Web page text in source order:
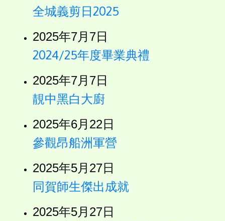
全城義剪日2025
2025年7月7日
2024/25年度畢業典禮
2025年7月7日
靚中黑白大廚
2025年6月22日
參觀昂船洲軍營
2025年5月27日
同賀師生傑出成就
2025年5月27日